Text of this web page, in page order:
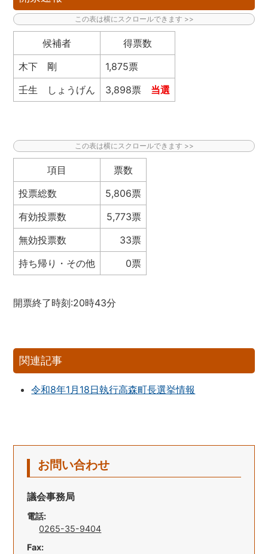
候補者
得票数
木下 剛
1,875票
壬生 しょうげん
3,898票 当選
項目
票数
投票総数
5,806票
有効投票数
5,773票
無効投票数
33票
持ち帰り・その他
0票
開票終了時刻:20時43分
関連記事
令和8年1月18日執行高森町長選挙情報
お問い合わせ
議会事務局
電話:
0265-35-9404
Fax: